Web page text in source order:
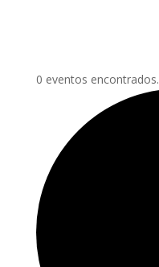
0 eventos encontrados.